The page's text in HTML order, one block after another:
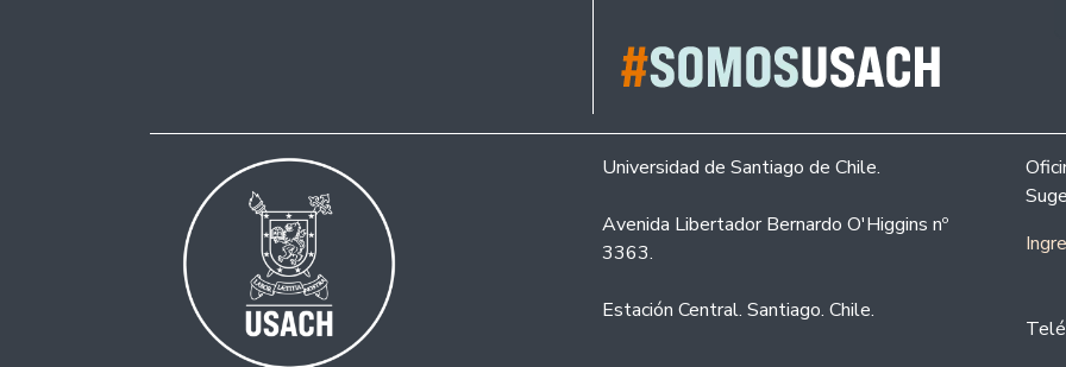
Universidad de Santiago de Chile.
Avenida Libertador Bernardo O'Higgins nº
3363.
Estación Central. Santiago. Chile.